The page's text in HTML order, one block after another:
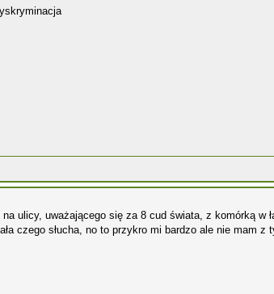
ulicy, uważającego się za 8 cud świata, z komórką w
czego słucha, no to przykro mi bardzo ale nie mam z